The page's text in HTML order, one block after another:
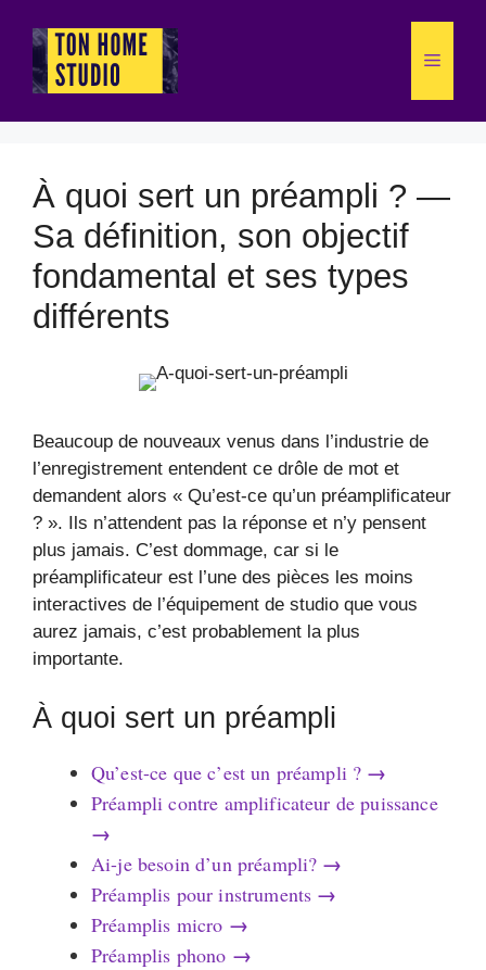
contenu
Menu
À quoi sert un préampli ? —
Sa définition, son objectif
fondamental et ses types
différents
Beaucoup de nouveaux venus dans l’industrie de
l’enregistrement entendent ce drôle de mot et
demandent alors « Qu’est-ce qu’un préamplificateur
? ». Ils n’attendent pas la réponse et n’y pensent
plus jamais. C’est dommage, car si le
préamplificateur est l’une des pièces les moins
interactives de l’équipement de studio que vous
aurez jamais, c’est probablement la plus
importante.
À quoi sert un préampli
Qu’est-ce que c’est un préampli ? →
Préampli contre amplificateur de puissance
→
Ai-je besoin d’un préampli? →
Préamplis pour instruments →
Préamplis micro →
Préamplis phono →